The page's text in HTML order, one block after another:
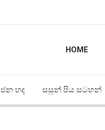
HOME
ජන හද සසුන් පිය සටහන්